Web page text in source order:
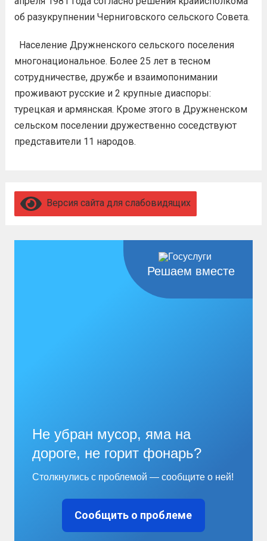
об разукрупнении Черниговского сельского Совета.
Население Дружненского сельского поселения
многонациональное. Более 25 лет в тесном
сотрудничестве, дружбе и взаимопонимании
проживают русские и 2 крупные диаспоры:
турецкая и армянская. Кроме этого в Дружненском
сельском поселении дружественно соседствуют
представители 11 народов.
Версия сайта для слабовидящих
Решаем вместе
Не убран мусор, яма на
дороге, не горит фонарь?
Столкнулись с проблемой — сообщите о ней!
Сообщить о проблеме